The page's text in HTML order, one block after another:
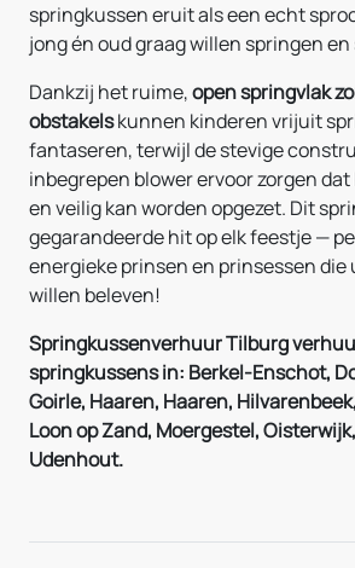
springkussen eruit als een echt
jong én oud graag willen springen en
Dankzij het ruime,open springvlak
obstakelskunnen kinderen vrijuit
fantaseren, terwijl de stevige
inbegrepen blower ervoor zorgen
en veilig kan worden opgezet. Dit
gegarandeerde hit op elk feestje —
energieke prinsen en prinsessen die
willen beleven!
Springkussenverhuur Tilburg
springkussens in: Berkel-Enschot,
Goirle, Haaren, Haaren,
Loon op Zand, Moergestel,
Udenhout.